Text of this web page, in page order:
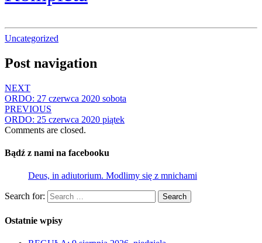
Uncategorized
Post navigation
NEXT
ORDO: 27 czerwca 2020 sobota
PREVIOUS
ORDO: 25 czerwca 2020 piątek
Comments are closed.
Bądź z nami na facebooku
Deus, in adiutorium. Modlimy się z mnichami
Search for: Search
Ostatnie wpisy